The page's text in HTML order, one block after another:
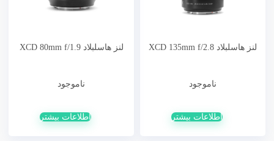
لنز هاسلبلاد XCD 135mm f/2.8
ناموجود
اطلاعات بیشتر
لنز هاسلبلاد XCD 80mm f/1.9
ناموجود
اطلاعات بیشتر